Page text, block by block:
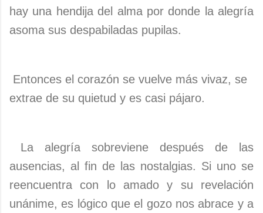
hay una hendija del alma por donde la alegría
asoma sus despabiladas pupilas.
Entonces el corazón se vuelve más vivaz, se
extrae de su quietud y es casi pájaro.
La alegría sobreviene después de las
ausencias, al fin de las nostalgias. Si uno se
reencuentra con lo amado y su revelación
unánime, es lógico que el gozo nos abrace y a